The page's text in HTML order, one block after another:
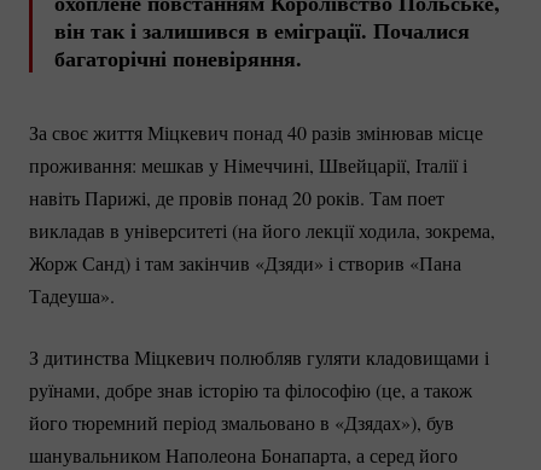
він так і залишився в еміграції. Почалися
багаторічні поневіряння.
За своє життя Міцкевич понад 40 разів змінював місце
проживання: мешкав у Німеччині, Швейцарії, Італії і
навіть Парижі, де провів понад 20 років. Там поет
викладав в університеті (на його лекції ходила, зокрема,
Жорж Санд) і там закінчив «Дзяди» і створив «Пана
Тадеуша».
З дитинства Міцкевич полюбляв гуляти кладовищами і
руїнами, добре знав історію та філософію (це, а також
його тюремний період змальовано в «Дзядах»), був
шанувальником Наполеона Бонапарта, а серед його